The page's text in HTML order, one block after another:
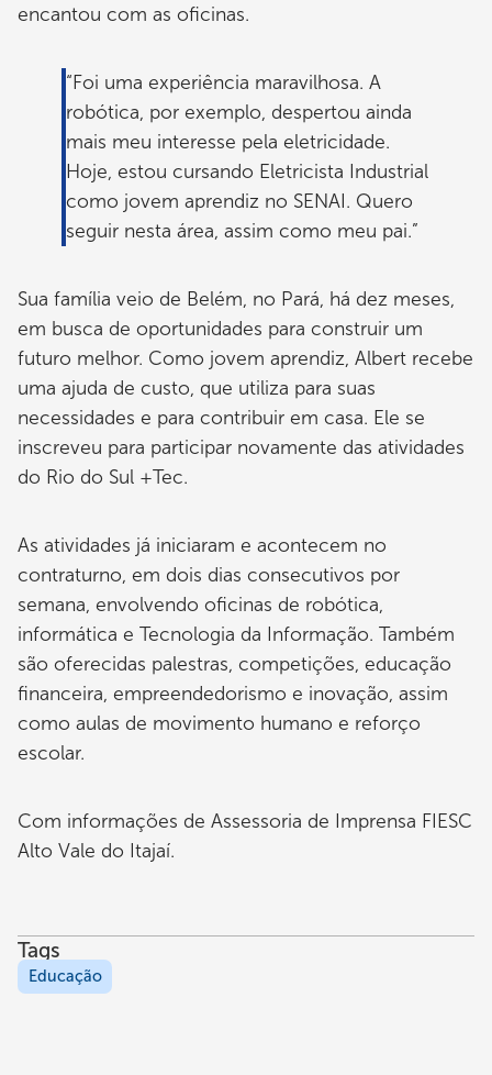
encantou com as oficinas.
“Foi uma experiência maravilhosa. A
robótica, por exemplo, despertou ainda
mais meu interesse pela eletricidade.
Hoje, estou cursando Eletricista Industrial
como jovem aprendiz no SENAI. Quero
seguir nesta área, assim como meu pai.”
Sua família veio de Belém, no Pará, há dez meses,
em busca de oportunidades para construir um
futuro melhor. Como jovem aprendiz, Albert recebe
uma ajuda de custo, que utiliza para suas
necessidades e para contribuir em casa. Ele se
inscreveu para participar novamente das atividades
do Rio do Sul +Tec.
As atividades já iniciaram e acontecem no
contraturno, em dois dias consecutivos por
semana, envolvendo oficinas de robótica,
informática e Tecnologia da Informação. Também
são oferecidas palestras, competições, educação
financeira, empreendedorismo e inovação, assim
como aulas de movimento humano e reforço
escolar.
Com informações de Assessoria de Imprensa FIESC
Alto Vale do Itajaí.
Tags
Educação